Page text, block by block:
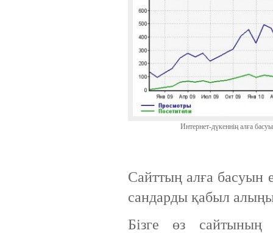
Интернет-дүкеннің алға
Сайттың алға басуын
сандарды қабыл
Бізге өз